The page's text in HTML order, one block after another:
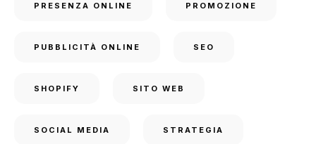
PRESENZA ONLINE PROMOZIONE
PUBBLICITÀ ONLINE SEO
SHOPIFY SITO WEB
SOCIAL MEDIA STRATEGIA